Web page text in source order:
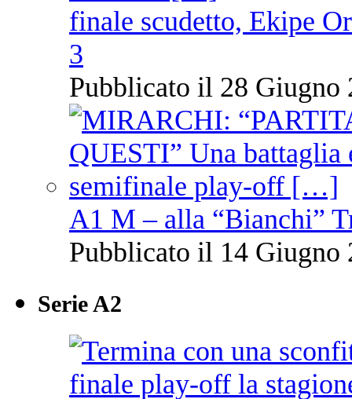
finale scudetto, Ekipe
3
Pubblicato il 28 Giugno
A1 M – alla “Bianchi”
Pubblicato il 14 Giugno
Serie A2